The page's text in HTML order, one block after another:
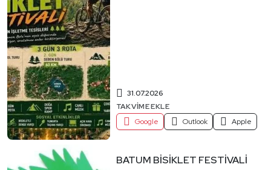
31.07.2026
TAKVIME EKLE
Google
Outlook Apple
BATUM BİSİKLET FESTİVALİ